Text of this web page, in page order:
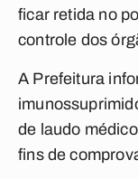
ficar retida no
controle dos
A Prefeitura
de laudo
fins de